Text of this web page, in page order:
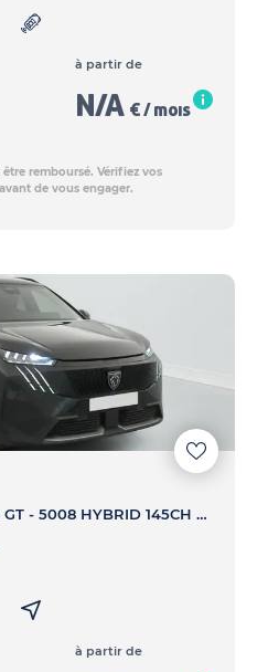
à partir de
N/A € / mois
remboursé. Vérifiez vos
de vous engager.
HYBRID 145CH E-DCS6 GT - 5008 HYBRID 145CH E-DCS6 GT
à partir de